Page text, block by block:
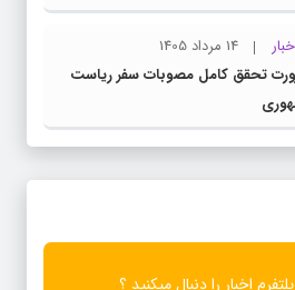
14 مرداد 1405
تحقق کامل مصوبات سفر ریاست‌
اخبار را دنبال میکنید ؟